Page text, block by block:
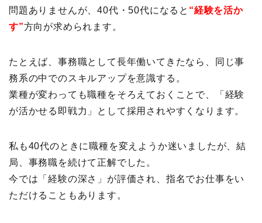
問題ありませんが、40代・50代になると “経験を活か
す”方向が求められます。
たとえば、事務職として長年働いてきたなら、同じ事
務系の中でのスキルアップを意識する。
業種が変わっても職種をそろえておくことで、「経験
が活かせる即戦力」として採用されやすくなります。
私も40代のときに職種を変えようか迷いましたが、結
局、事務職を続けて正解でした。
今では「経験の深さ」が評価され、指名でお仕事をい
ただけることもあります。